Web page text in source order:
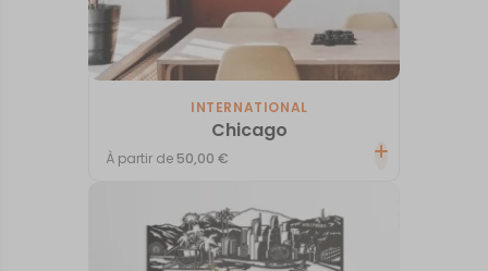
INTERNATIONAL
Chicago
À partir de 50,00€